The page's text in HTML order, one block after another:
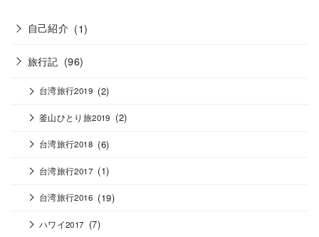
自己紹介 (1)
旅行記 (96)
台湾旅行2019 (2)
釜山ひとり旅2019 (2)
台湾旅行2018 (6)
台湾旅行2017 (1)
台湾旅行2016 (19)
ハワイ2017 (7)